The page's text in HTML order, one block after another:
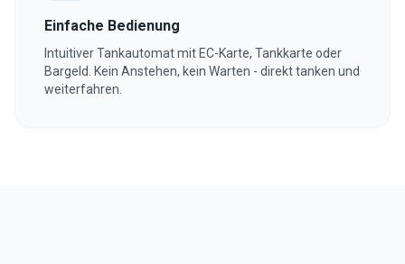
Einfache Bedienung
Intuitiver Tankautomat mit EC-Karte, Tankkarte oder
Bargeld. Kein Anstehen, kein Warten - direkt tanken und
weiterfahren.